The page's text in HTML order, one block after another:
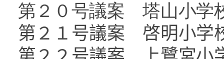
第２０号議案 塔山小学
第２１号議案 啓明小学